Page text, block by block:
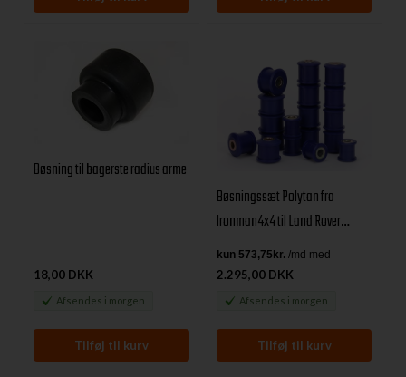
Bøsning til bagerste radius arme
18,00 DKK
Afsendes i morgen
Bøsningssæt Polytan fra
Ironman4x4 til Land Rover
Defender 90/110 årg. 1984-1993
2.295,00 DKK
Afsendes i morgen